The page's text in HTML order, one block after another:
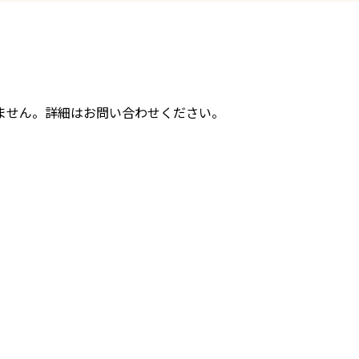
ん。詳細はお問い合わせください。